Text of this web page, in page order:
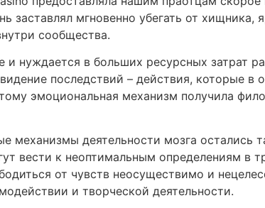
заставлял мгновенно убегать от
сообщества.
и нуждается в больших ресурсных затрат
последствий – действия, которые в
эмоциональная механизм получила
механизмы деятельности мозга
вести к неоптимальным определениям в
от чувств неосуществимо и
и творческой деятельности.